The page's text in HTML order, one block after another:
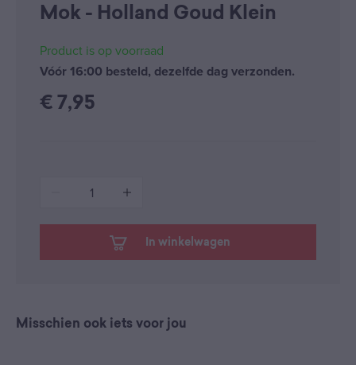
Mok - Holland Goud Klein
Product is op voorraad
Vóór 16:00 besteld, dezelfde dag verzonden.
€ 7,95
1
In winkelwagen
Misschien ook iets voor jou